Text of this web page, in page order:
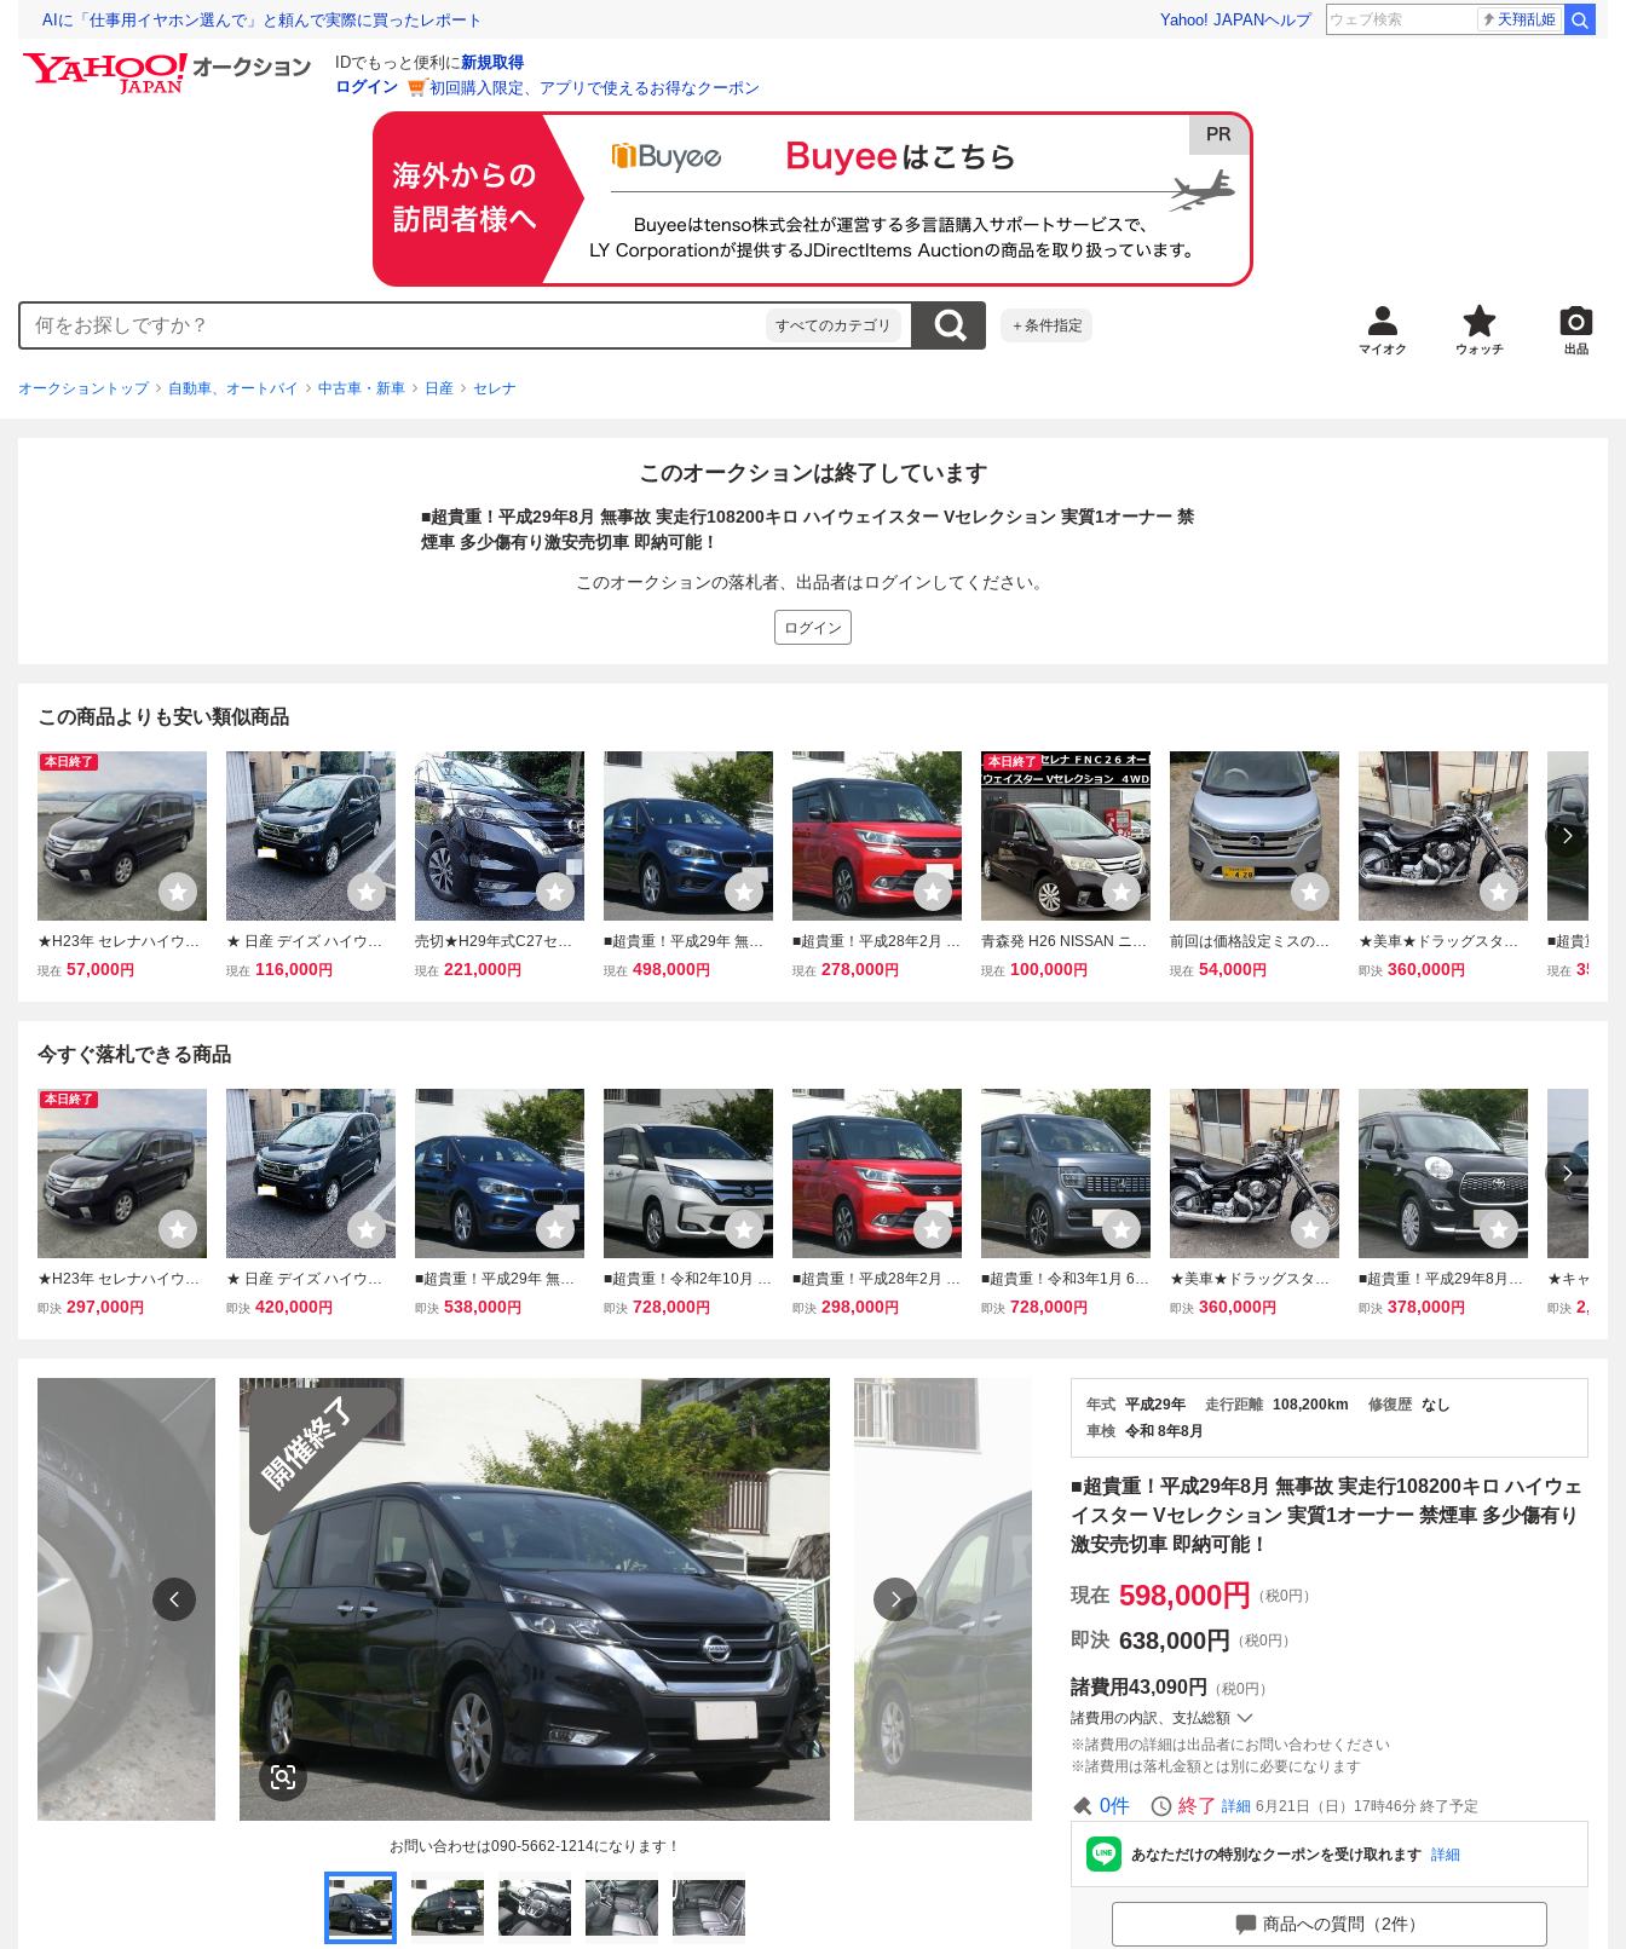
AIに「仕事用イヤホン選んで」と頼んで実際に買ったレポート Yahoo! JAPANヘルプ 天翔乱姫
IDでもっと便利に新規取得
ログイン
初回購入限定、アプリで使えるお得なクーポン
すべてのカテゴリ ＋条件指定
マイオク ウォッチ 出品
オークショントップ 自動車、オートバイ 中古車・新車 日産 セレナ
このオークションは終了しています
■超貴重！平成29年8月 無事故 実走行108200キロ ハイウェイスター Vセレクション 実質1オーナー 禁
煙車 多少傷有り激安売切車 即納可能！
このオークションの落札者、出品者はログインしてください。
ログイン
この商品よりも安い類似商品
本日終了
★H23年 セレナハイウェ
イスターＪ パッケージ 走
売切☆西宮市★
現在 57,000円
★ 日産 デイズ ハイウェ
イスターJ ★無事故・禁
現在 116,000円
売切★H29年式C27セレ
ナハイウェイスターVセレ
現在 221,000円
■超貴重！平成29年 無事
故 実走行49000キロ 禁煙
現在 498,000円
■超貴重！平成28年2月 D
AA-MA36S 新車保証書付
現在 278,000円
本日終了
青森発 H26 NISSAN ニッ
サン セレナ FNC26 ハイ
現在 100,000円
前回は価格設定ミスのた
め再出品いたします★平
現在 54,000円
★美車★ドラッグスター4
00 クラシック 走行24567
即決 360,000円
■超貴重！
BA-
現在
今すぐ落札できる商品
本日終了
★H23年 セレナハイウェ
イスターＪ パッケージ 走
即決 297,000円
★ 日産 デイズ ハイウェ
イスターJ ★無事故・禁
即決 420,000円
■超貴重！平成29年 無事
故 実走行49000キロ 禁煙
即決 538,000円
■超貴重！令和2年10月 5
AA-SGC27型 パールのラ
スマートキー2個付
即決 728,000円
■超貴重！平成28年2月 D
AA-MA36S 新車保証書付
ETC 車検付！
即決 298,000円
■超貴重！令和3年1月 6B
A-JH3型 N-WGN カスタ
即決 728,000円
★美車★ドラッグスター4
00 クラシック 走行24567
即決 360,000円
■超貴重！平成29年8月D
BA-LA250A型 ピクシスジ
即決 378,000円
★キャンピ
サロンでも
即決
お問い合わせは090-5662-1214になります！
年式 平成29年 走行距離 108,200km 修復歴 なし
車検 令和 8年8月
■超貴重！平成29年8月 無事故 実走行108200キロ ハイウェ
イスター Vセレクション 実質1オーナー 禁煙車 多少傷有り
激安売切車 即納可能！
現在 598,000円 （税0円）
即決 638,000円 （税0円）
諸費用43,090円
（税0円）
諸費用の内訳、支払総額
諸費用の詳細は出品者にお問い合わせください
諸費用は落札金額とは別に必要になります
0件 終了 詳細 6月21日（日）17時46分 終了予定
あなただけの特別なクーポンを受け取れます 詳細
商品への質問（2件）